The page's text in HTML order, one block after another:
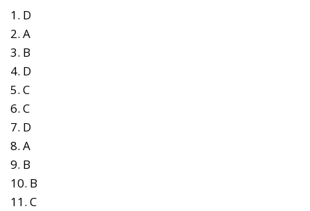
1. D
2. A
3. B
4. D
5. C
6. C
7. D
8. A
9. B
10. B
11. C